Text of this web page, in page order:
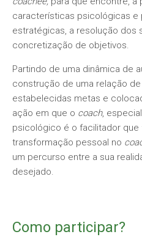
características psicológicas e
estratégicas, a resolução dos
concretização de objetivos.
Partindo de uma dinâmica de
construção de uma relação
estabelecidas metas e
ação em que o coach,
psicológico é o facilitador que
transformação pessoal no
um percurso entre a sua
desejado.
Como participar?